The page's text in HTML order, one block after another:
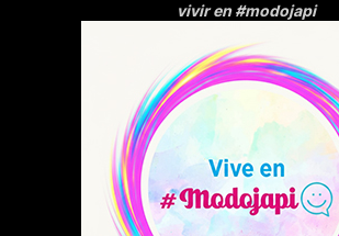
vivir en #modojapi